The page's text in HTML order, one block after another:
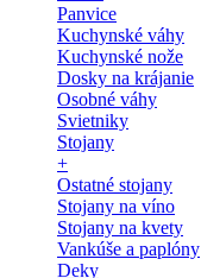
Panvice
Kuchynské váhy
Kuchynské nože
Dosky na krájanie
Osobné váhy
Svietniky
Stojany
+
Ostatné stojany
Stojany na víno
Stojany na kvety
Vankúše a paplóny
Deky